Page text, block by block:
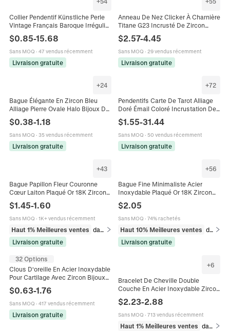
Collier Pendentif Künstliche Perle
Vintage Français Baroque Irrégulier
Ras De Cou Pour Femme
$0.85-15.68
Sans MOQ · 47 vendus récemment
Livraison gratuite
Anneau De Nez Clicker À Charnière
Titane G23 Incrusté De Zircon
Piercing Unisexe
$2.57-4.45
Sans MOQ · 29 vendus récemment
Livraison gratuite
+24
Bague Élégante En Zircon Bleu
Alliage Pierre Ovale Halo Bijoux De
Luxe Vintage Pour Femmes
Mariage Fiançailles
$0.38-1.18
Sans MOQ · 35 vendus récemment
Livraison gratuite
+72
Pendentifs Carte De Tarot Alliage
Doré Émail Coloré Incrustation De
Zircon Rectangulaire Charmes
Mystères Pour Bijoux DIY
$1.55-31.44
Sans MOQ · 50 vendus récemment
Livraison gratuite
+43
Bague Papillon Fleur Couronne
Cœur Laiton Plaqué Or 18K Zircon
Ajustable Anneau Ouvert
Esthétique Féerique Femme
$1.45-1.60
Sans MOQ · 1K+ vendus récemment
Haut 1% Meilleures ventes
dans Bagues
Livraison gratuite
+56
Bague Fine Minimaliste Acier
Inoxydable Plaqué Or 18K Zircon
Coloré Pierre De Naissance Bijoux
Empilables Pour Femmes
$2.05
Sans MOQ · 74% rachetés
Haut 10% Meilleures ventes
dans Bagues
Livraison gratuite
32 Options
Clous D'oreille En Acier Inoxydable
Pour Cartilage Avec Zircon Bijoux
De Piercing Mode Dos À Vis
Géométrique Pour Femmes
Hommes
$0.63-1.76
Sans MOQ · 417 vendus récemment
Livraison gratuite
+6
Bracelet De Cheville Double
Couche En Acier Inoxydable Zircon
Künstliche Perle Cerise Étoile De
Mer Coquillage Réglable Bijoux
Plage
$2.23-2.88
Sans MOQ · 713 vendus récemment
Haut 1% Meilleures ventes
dans Bijoux corporels